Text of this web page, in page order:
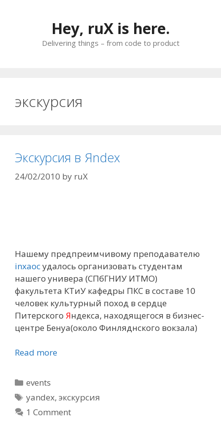
Hey, ruX is here.
Delivering things – from code to product
экскурсия
Экскурсия в Яndex
24/02/2010 by ruX
Нашему предпреимчивому преподавателю
inxaocудалось организовать студентам
нашего универа (СПбГНИУ ИТМО)
факультета КТиУ кафедры ПКС в составе 10
человек культурный поход в сердце
Питерского Яндекса, находящегося в бизнес-
центре Бенуа(около Финляднского вокзала)
Read more
Categories
events
Tags
yandex,экскурсия
1 Comment